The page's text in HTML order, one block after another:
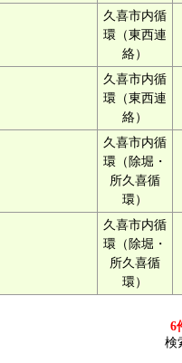
久喜市内循
環（東西連
絡）
久喜市内循
環（東西連
絡）
久喜市内循
環（除堀・
所久喜循
環）
久喜市内循
環（除堀・
所久喜循
環）
6
検